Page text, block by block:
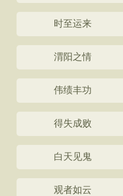
时至运来
渭阳之情
伟绩丰功
得失成败
白天见鬼
观者如云